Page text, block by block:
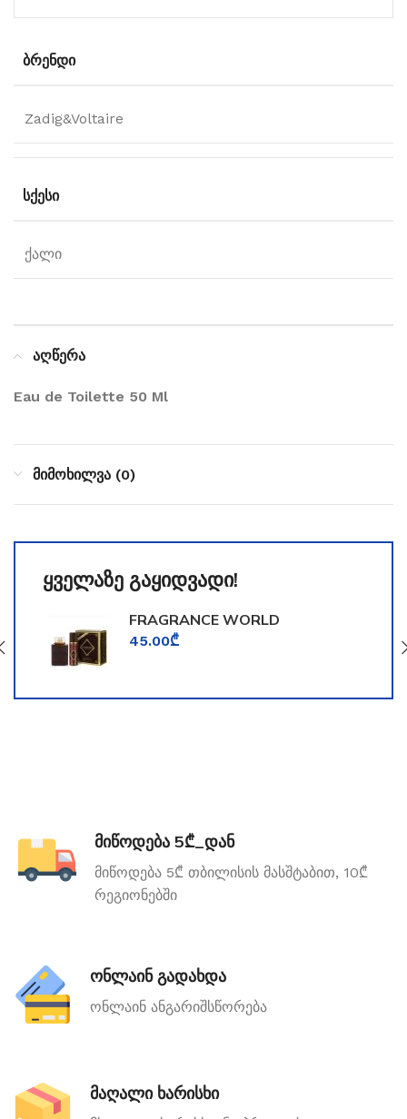
ᲑᲠᲔᲜᲓᲘ
Zadig&Voltaire
ᲡᲥᲔᲡᲘ
ქალი
აღწერა
Eau de Toilette 50 Ml
მიმოხილვა (0)
ყველაზე გაყიდვადი!
FRAGRANCE WORLD
TOOMFORD
45.00₾
მიწოდება 5₾_დან
მიწოდება 5₾ თბილისის მასშტაბით, 10₾
რეგიონებში
ონლაინ გადახდა
ონლაინ ანგარიშსწორება
მაღალი ხარისხი